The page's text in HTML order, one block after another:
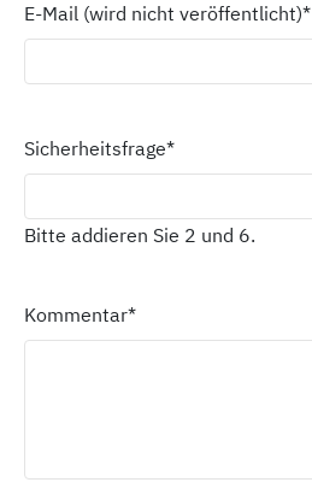
E-Mail (wird nicht veröffentlicht)*
Sicherheitsfrage*
Bitte addieren Sie 2 und 6.
Kommentar*